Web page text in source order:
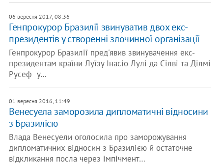
06 вересня 2017, 08:36
Генпрокурор Бразилії звинуватив двох екс-
президентів у створенні злочинної організації
Генпрокурор Бразилії пред'явив звинувачення екс-
президентам країни Луїзу Інасіо Лулі да Сілві та Ділмі
Русеф у…
01 вересня 2016, 11:49
Венесуела заморозила дипломатичні відносини
з Бразилією
Влада Венесуели оголосила про заморожування
дипломатичних відносин з Бразилією й остаточне
відкликання посла через імпічмент…